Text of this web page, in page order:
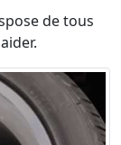
de tous